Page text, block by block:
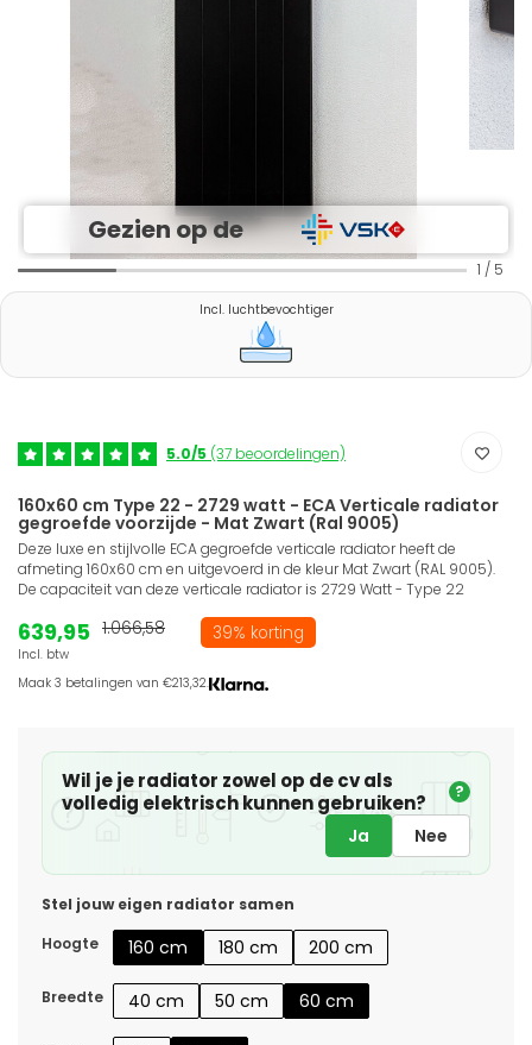
Gezien op de
1 / 5
Incl. luchtbevochtiger
5.0/5 (37 beoordelingen)
160x60 cm Type 22 - 2729 watt - ECA Verticale radiator
gegroefde voorzijde - Mat Zwart (Ral 9005)
Deze luxe en stijlvolle ECA gegroefde verticale radiator heeft de
afmeting 160x60 cm en uitgevoerd in de kleur Mat Zwart (RAL 9005).
De capaciteit van deze verticale radiator is 2729 Watt - Type 22
639,95
Incl. btw
1.066,58 39% korting
Maak 3 betalingen van €213,32.
Wil je je radiator zowel op de cv als
volledig elektrisch kunnen gebruiken?
?
Ja Nee
Stel jouw eigen radiator samen
Hoogte
160 cm 180 cm 200 cm
Breedte 40 cm 50 cm 60 cm